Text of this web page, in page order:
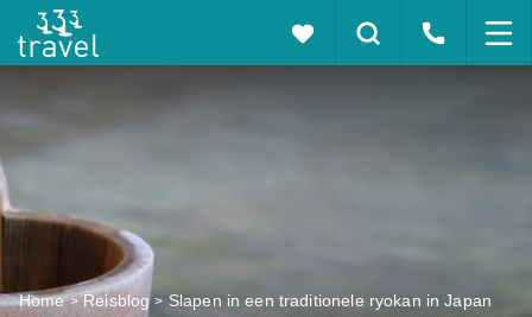
Home Reisblog Slapen in een traditionele ryokan in Japan